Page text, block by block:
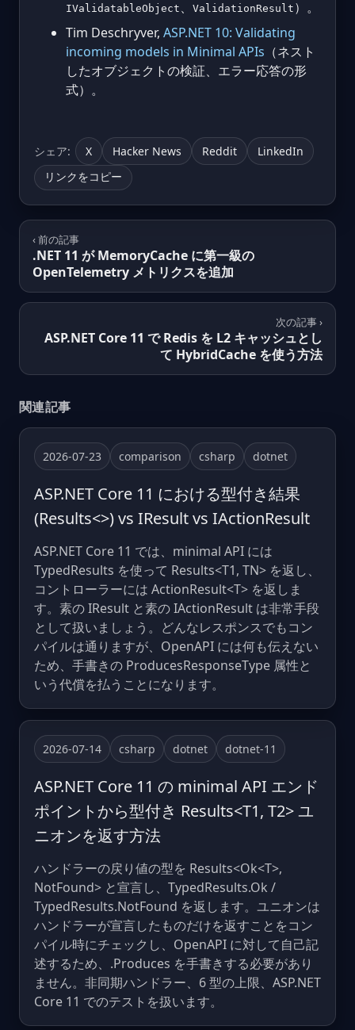
IValidatableObject 、 ValidationResult ）。
Tim Deschryver, ASP.NET 10: Validating
incoming models in Minimal APIs （ネスト
したオブジェクトの検証、エラー応答の形
式）。
シェア: X Hacker News Reddit LinkedIn
リンクをコピー
‹ 前の記事
.NET 11 が MemoryCache に第一級の
OpenTelemetry メトリクスを追加
次の記事 ›
ASP.NET Core 11 で Redis を L2 キャッシュとし
て HybridCache を使う方法
関連記事
2026-07-23 comparison csharp dotnet
ASP.NET Core 11 における型付き結果
(Results<>) vs IResult vs IActionResult
ASP.NET Core 11 では、minimal API には
TypedResults を使って Results<T1, TN> を返し、
コントローラーには ActionResult<T> を返しま
す。素の IResult と素の IActionResult は非常手段
として扱いましょう。どんなレスポンスでもコン
パイルは通りますが、OpenAPI には何も伝えない
ため、手書きの ProducesResponseType 属性と
いう代償を払うことになります。
2026-07-14 csharp dotnet dotnet-11
ASP.NET Core 11 の minimal API エンド
ポイントから型付き Results<T1, T2> ユ
ニオンを返す方法
ハンドラーの戻り値の型を Results<Ok<T>,
NotFound> と宣言し、TypedResults.Ok /
TypedResults.NotFound を返します。ユニオンは
ハンドラーが宣言したものだけを返すことをコン
パイル時にチェックし、OpenAPI に対して自己記
述するため、.Produces を手書きする必要があり
ません。非同期ハンドラー、6 型の上限、ASP.NET
Core 11 でのテストを扱います。